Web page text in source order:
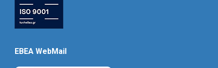
EBEA WebMail